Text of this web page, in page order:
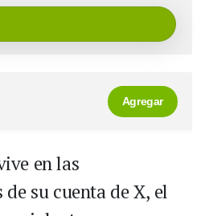
Agregar
en las
su cuenta de X, el